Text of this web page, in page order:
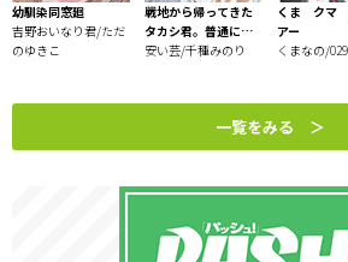
幼馴染同窓廻
吉野おいなり君/ただ
のゆきこ
戦地から帰ってきた
タカシ君。普通に高
校生活を送りたい
安い芸/千種みのり
くま ク
アー
くまなの/029
一覧をみる ＞